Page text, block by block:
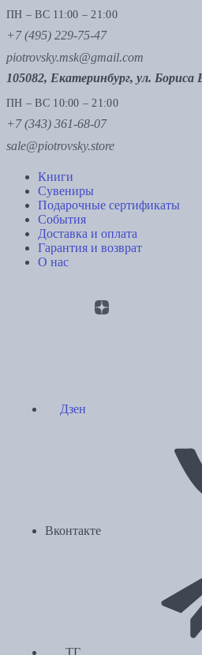
ПН – ВС 11:00 – 21:00
+7 (495) 229-75-47
piotrovsky.msk@gmail.com
105082, Екатеринбург, ул. Бориса
ПН – ВС 10:00 – 21:00
+7 (343) 361-68-07
sale@piotrovsky.store
Книги
Сувениры
Подарочные сертификаты
События
Доставка и оплата
Гарантия и возврат
О нас
Дзен
Вконтакте
ТГ